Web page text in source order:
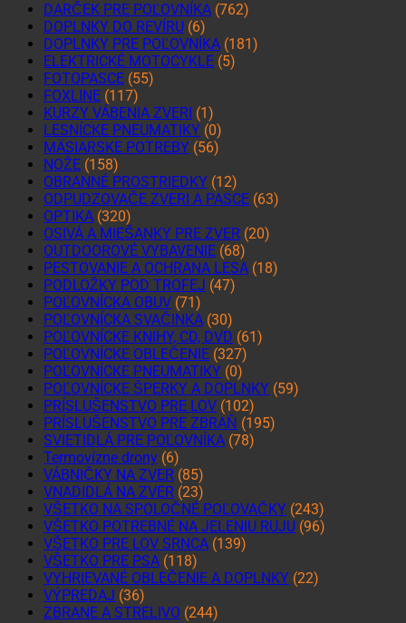
DARČEK PRE POĽOVNÍKA (762)
DOPLNKY DO REVÍRU (6)
DOPLNKY PRE POĽOVNÍKA (181)
ELEKTRICKÉ MOTOCYKLE (5)
FOTOPASCE (55)
FOXLINE (117)
KURZY VÁBENIA ZVERI (1)
LESNÍCKE PNEUMATIKY (0)
MÄSIARSKE POTREBY (56)
NOŽE (158)
OBRANNÉ PROSTRIEDKY (12)
ODPUDZOVAČE ZVERI A PASCE (63)
OPTIKA (320)
OSIVÁ A MIEŠANKY PRE ZVER (20)
OUTDOOROVÉ VYBAVENIE (68)
PESTOVANIE A OCHRANA LESA (18)
PODLOŽKY POD TROFEJ (47)
POĽOVNÍCKA OBUV (71)
POĽOVNÍCKA SVAČINKA (30)
POĽOVNÍCKE KNIHY, CD, DVD (61)
POĽOVNÍCKE OBLEČENIE (327)
POĽOVNÍCKE PNEUMATIKY (0)
POĽOVNÍCKE ŠPERKY A DOPLNKY (59)
PRÍSLUŠENSTVO PRE LOV (102)
PRÍSLUŠENSTVO PRE ZBRAŇ (195)
SVIETIDLÁ PRE POĽOVNÍKA (78)
Termovízne drony (6)
VÁBNIČKY NA ZVER (85)
VNADIDLÁ NA ZVER (23)
VŠETKO NA SPOLOČNÉ POĽOVAČKY (243)
VŠETKO POTREBNÉ NA JELENIU RUJU (96)
VŠETKO PRE LOV SRNCA (139)
VŠETKO PRE PSA (118)
VYHRIEVANÉ OBLEČENIE A DOPLNKY (22)
VÝPREDAJ (36)
ZBRANE A STRELIVO (244)